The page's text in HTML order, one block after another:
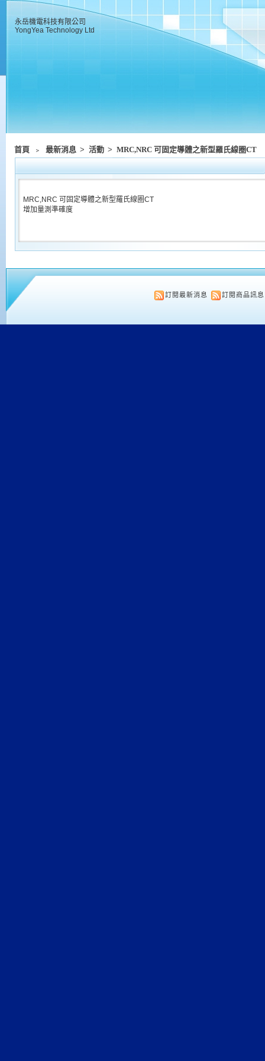
永岳機電科技有限公司
YongYea Technology Ltd
首頁 ﹥ 最新消息 > 活動 > MRC,NRC 可固定導體之新型羅氏線圈CT
MRC,NRC 可固定導體之新型羅氏線圈CT
增加量測準確度
訂閱最新消息 訂閱商品訊息